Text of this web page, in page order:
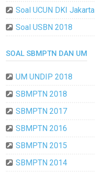
Soal UCUN DKI Jakarta
Soal USBN 2018
SOAL SBMPTN DAN UM
UM UNDIP 2018
SBMPTN 2018
SBMPTN 2017
SBMPTN 2016
SBMPTN 2015
SBMPTN 2014